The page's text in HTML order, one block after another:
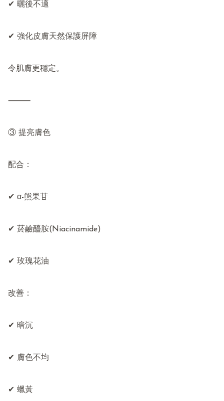
✔ 曬後不適
✔ 強化皮膚天然保護屏障
令肌膚更穩定。
⸻
③ 提亮膚色
配合：
✔ α-熊果苷
✔ 菸鹼醯胺(Niacinamide)
✔ 玫瑰花油
改善：
✔ 暗沉
✔ 膚色不均
✔ 蠟黃